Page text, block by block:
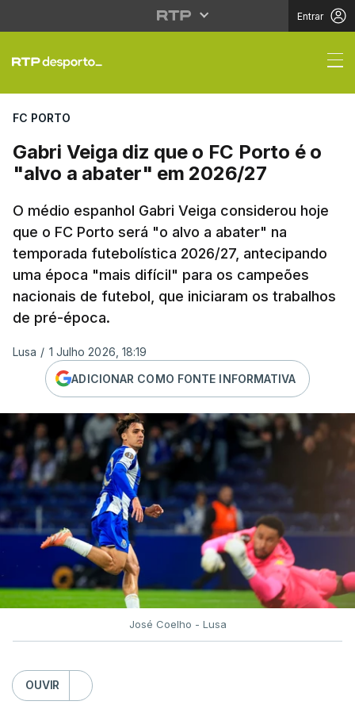
Entrar
Gabri Veiga diz que o
FC PORTO
Gabri Veiga diz que o FC Porto é o
"alvo a abater" em 2026/27
O médio espanhol Gabri Veiga considerou hoje
que o FC Porto será "o alvo a abater" na
temporada futebolística 2026/27, antecipando
uma época "mais difícil" para os campeões
nacionais de futebol, que iniciaram os trabalhos
de pré-época.
Lusa / 1 Julho 2026, 18:19
ADICIONAR COMO FONTE INFORMATIVA
José Coelho - Lusa
OUVIR